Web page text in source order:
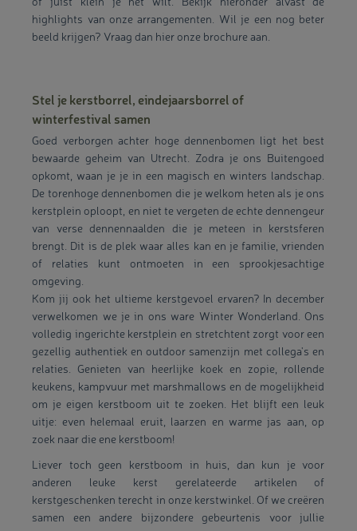
highlights van onze arrangementen. Wil je een nog beter
beeld krijgen? Vraag dan hier onze brochure aan.
Stel je kerstborrel, eindejaarsborrel of
winterfestival samen
Goed verborgen achter hoge dennenbomen ligt het best
bewaarde geheim van Utrecht. Zodra je ons Buitengoed
opkomt, waan je je in een magisch en winters landschap.
De torenhoge dennenbomen die je welkom heten als je ons
kerstplein oploopt, en niet te vergeten de echte dennengeur
van verse dennennaalden die je meteen in kerstsferen
brengt. Dit is de plek waar alles kan en je familie, vrienden
of relaties kunt ontmoeten in een sprookjesachtige
omgeving.
Kom jij ook het ultieme kerstgevoel ervaren? In december
verwelkomen we je in ons ware Winter Wonderland. Ons
volledig ingerichte kerstplein en stretchtent zorgt voor een
gezellig authentiek en outdoor samenzijn met collega's en
relaties. Genieten van heerlijke koek en zopie, rollende
keukens, kampvuur met marshmallows en de mogelijkheid
om je eigen kerstboom uit te zoeken. Het blijft een leuk
uitje: even helemaal eruit, laarzen en warme jas aan, op
zoek naar die ene kerstboom!
Liever toch geen kerstboom in huis, dan kun je voor
anderen leuke kerst gerelateerde artikelen of
kerstgeschenken terecht in onze kerstwinkel. Of we creëren
samen een andere bijzondere gebeurtenis voor jullie